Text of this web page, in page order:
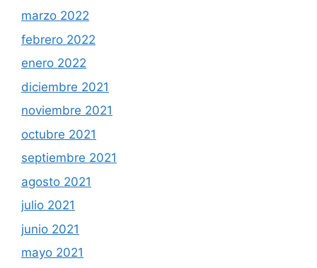
marzo 2022
febrero 2022
enero 2022
diciembre 2021
noviembre 2021
octubre 2021
septiembre 2021
agosto 2021
julio 2021
junio 2021
mayo 2021